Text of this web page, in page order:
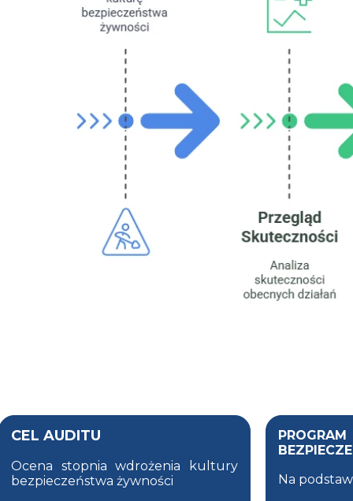
Na
CEL AUDITU
Ocena stopnia wdrożenia kultury
bezpieczeństwa żywności